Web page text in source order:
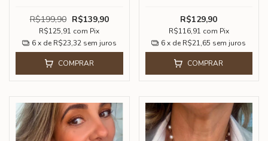
R$199,90 R$139,90
R$125,91 com Pix
6 x de R$23,32 sem juros
COMPRAR
R$129,90
R$116,91 com Pix
6 x de R$21,65 sem juros
COMPRAR